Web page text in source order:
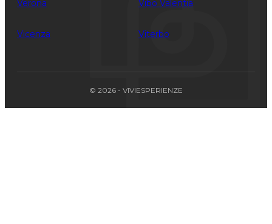
Verona Vibo Valentia
Vicenza Viterbo
© 2026 - VIVIESPERIENZE